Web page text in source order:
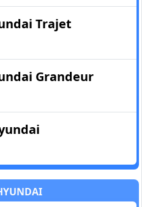
Trajet
Grandeur